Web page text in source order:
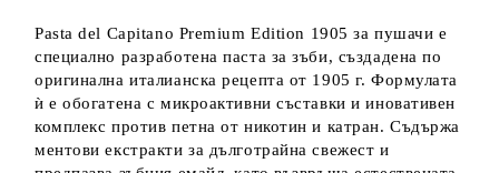
Pasta del Capitano Premium Edition 1905 за пушачи е
специално разработена паста за зъби, създадена по
оригинална италианска рецепта от 1905 г. Формулата
ѝ е обогатена с микроактивни съставки и иновативен
комплекс против петна от никотин и катран. Съдържа
ментови екстракти за дълготрайна свежест и